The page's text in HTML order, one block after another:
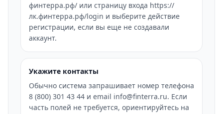
финтерра.рф/ или страницу входа https://
лк.финтерра.рф/login и выберите действие
регистрации, если вы еще не создавали
аккаунт.
Укажите контакты
Обычно система запрашивает номер телефона
8 (800) 301 43 44 и email info@finterra.ru. Если
часть полей не требуется, ориентируйтесь на